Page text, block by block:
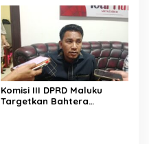
Bela Negara
Komisi III DPRD Maluku
Targetkan Bahtera